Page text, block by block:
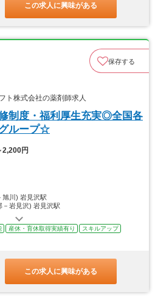
この求人に興味がある
保存する
株式会社の薬剤師求人
制度・福利厚生充実◎全国各
ループ☆
2,200円
旭川) 岩見沢駅
－岩見沢) 岩見沢駅
産休・育休取得実績有り
スキルアップ
この求人に興味がある